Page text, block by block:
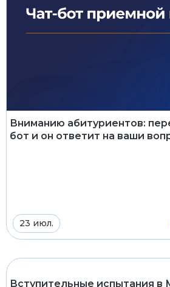
Вниманию абитуриентов:
бот и он ответит на ваши
23 июл.
Вступительные испытания